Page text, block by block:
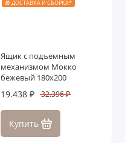
🎁 ДОСТАВКА И СБОРКА*
Ящик с подъемным
механизмом Мокко
бежевый 180х200
19.438 ₽ 32.396 ₽
Купить